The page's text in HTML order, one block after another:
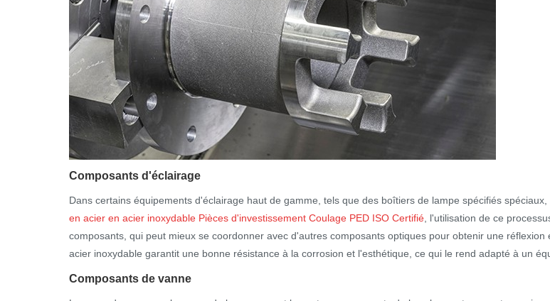
Composants d'éclairage
Dans certains équipements d'éclairage haut de gamme, tels que des boîtiers de lampe spécifiés
en acier en acier inoxydable Pièces d'investissement Coulage PED ISO Certifié , l'utilisation de ce
composants, qui peut mieux se coordonner avec d'autres composants optiques pour obtenir une
acier inoxydable garantit une bonne résistance à la corrosion et l'esthétique, ce qui le rend adapté à un
Composants de vanne